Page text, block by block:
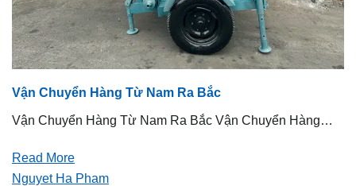
Vận Chuyển Hàng Từ Nam Ra Bắc
Vận Chuyển Hàng Từ Nam Ra Bắc Vận Chuyển Hàng…
Read More
Nguyet Ha Pham